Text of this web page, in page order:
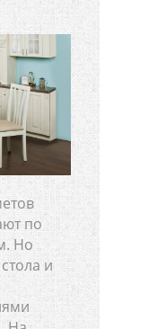
по
Но
и